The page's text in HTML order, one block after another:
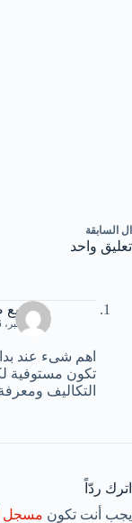
ال السابقة
تعليق واحد
مشاريع
21 ديسمبر، 2016 | 1:57 م
اهم شىء عند
تكون مستوفية
التكاليف
اترك ردّاً
يجب أنت تكون مسجل